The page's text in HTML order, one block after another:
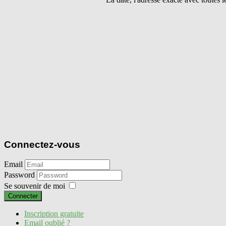
Connectez-vous
Email
Password
Se souvenir de moi
Connecter
Inscription gratuite
Email oublié ?